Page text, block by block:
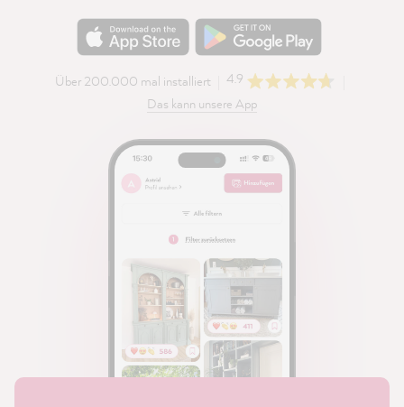
Über 200.000 mal installiert
4.9
Das kann unsere App